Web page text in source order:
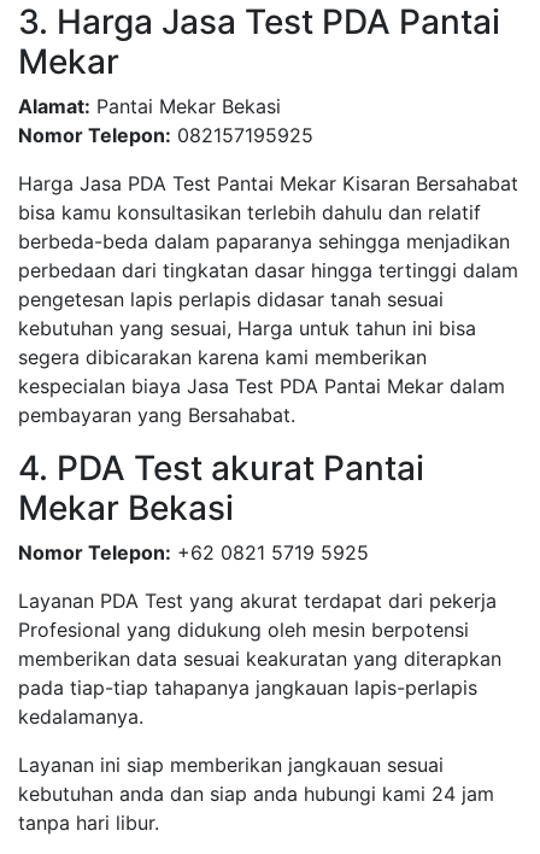
3. Harga Jasa Test PDA Pantai
Mekar
Alamat: Pantai Mekar Bekasi
Nomor Telepon: 082157195925
Harga Jasa PDA Test Pantai Mekar Kisaran Bersahabat
bisa kamu konsultasikan terlebih dahulu dan relatif
berbeda-beda dalam paparanya sehingga menjadikan
perbedaan dari tingkatan dasar hingga tertinggi dalam
pengetesan lapis perlapis didasar tanah sesuai
kebutuhan yang sesuai, Harga untuk tahun ini bisa
segera dibicarakan karena kami memberikan
kespecialan biaya Jasa Test PDA Pantai Mekar dalam
pembayaran yang Bersahabat.
4. PDA Test akurat Pantai
Mekar Bekasi
Nomor Telepon: +62 0821 5719 5925
Layanan PDA Test yang akurat terdapat dari pekerja
Profesional yang didukung oleh mesin berpotensi
memberikan data sesuai keakuratan yang diterapkan
pada tiap-tiap tahapanya jangkauan lapis-perlapis
kedalamanya.
Layanan ini siap memberikan jangkauan sesuai
kebutuhan anda dan siap anda hubungi kami 24 jam
tanpa hari libur.